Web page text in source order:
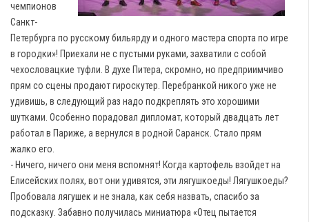
чемпионов
Санкт-
Петербурга по русскому бильярду и одного мастера спорта по игре
в городки»! Приехали не с пустыми руками, захватили с собой
чехословацкие туфли. В духе Питера, скромно, но предприимчиво
прям со сцены продают гироскутер. Перебранкой никого уже не
удивишь, в следующий раз надо подкреплять это хорошими
шутками. Особенно порадовал дипломат, который двадцать лет
работал в Париже, а вернулся в родной Саранск. Стало прям
жалко его.
- Ничего, ничего они меня вспомнят! Когда картофель взойдет на
Елисейских полях, вот они удивятся, эти лягушкоеды! Лягушкоеды?
Пробовала лягушек и не знала, как себя назвать, спасибо за
подсказку. Забавно получилась миниатюра «Отец пытается